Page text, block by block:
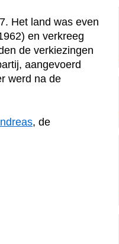
Het land was even
en verkreeg
de verkiezingen
aangevoerd
werd na de
, de